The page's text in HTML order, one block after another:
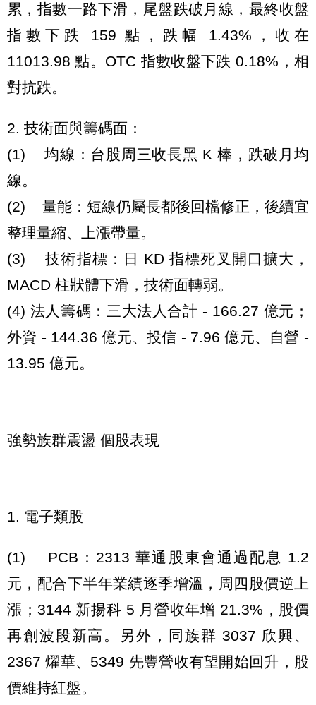
累，指數一路下滑，尾盤跌破月線，最終收盤
指數下跌 159 點，跌幅 1.43%，收在
11013.98 點。OTC 指數收盤下跌 0.18%，相
對抗跌。
2. 技術面與籌碼面：
(1) 均線：台股周三收長黑 K 棒，跌破月均
線。
(2) 量能：短線仍屬長都後回檔修正，後續宜
整理量縮、上漲帶量。
(3) 技術指標：日 KD 指標死叉開口擴大，
MACD 柱狀體下滑，技術面轉弱。
(4) 法人籌碼：三大法人合計 - 166.27 億元；
外資 - 144.36 億元、投信 - 7.96 億元、自營 -
13.95 億元。
強勢族群震盪 個股表現
1. 電子類股
(1) PCB：2313 華通股東會通過配息 1.2
元，配合下半年業績逐季增溫，周四股價逆上
漲；3144 新揚科 5 月營收年增 21.3%，股價
再創波段新高。另外，同族群 3037 欣興、
2367 燿華、5349 先豐營收有望開始回升，股
價維持紅盤。